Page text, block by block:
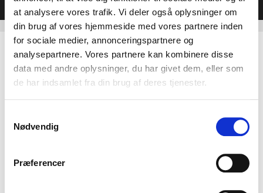
at analysere vores trafik. Vi deler også oplysninger om
din brug af vores hjemmeside med vores partnere inden
for sociale medier, annonceringspartnere og
analysepartnere. Vores partnere kan kombinere disse
data med andre oplysninger, du har givet dem, eller som
de har indsamlet fra din brug af deres tjenester.
Nødvendig
Præferencer